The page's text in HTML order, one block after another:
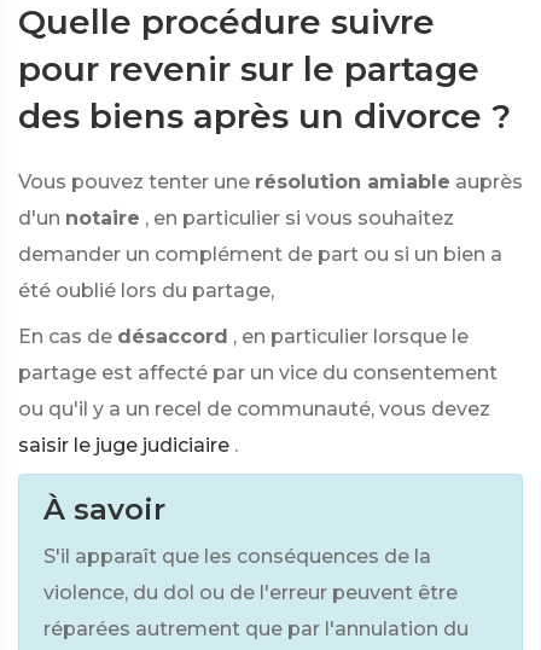
Quelle procédure suivre
pour revenir sur le partage
des biens après un divorce ?
Vous pouvez tenter une résolution amiable auprès
d'un notaire , en particulier si vous souhaitez
demander un complément de part ou si un bien a
été oublié lors du partage,
En cas de désaccord , en particulier lorsque le
partage est affecté par un vice du consentement
ou qu'il y a un recel de communauté, vous devez
saisir le juge judiciaire .
À savoir
S'il apparaît que les conséquences de la
violence, du dol ou de l'erreur peuvent être
réparées autrement que par l'annulation du